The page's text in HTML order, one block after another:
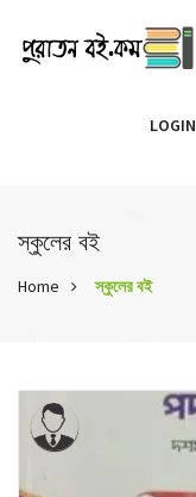
LOGIN
স্কুলের বই
Home স্কুলের বই